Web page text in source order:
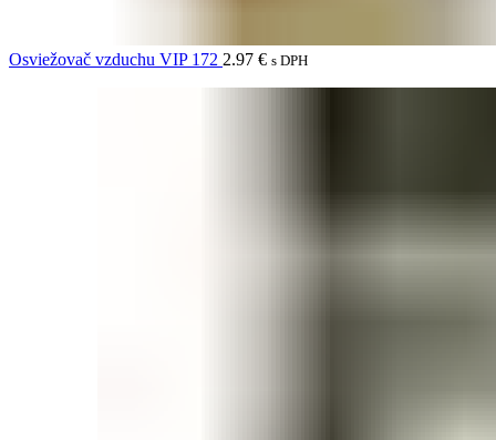
Osviežovač vzduchu VIP 172 2.97 € s DPH